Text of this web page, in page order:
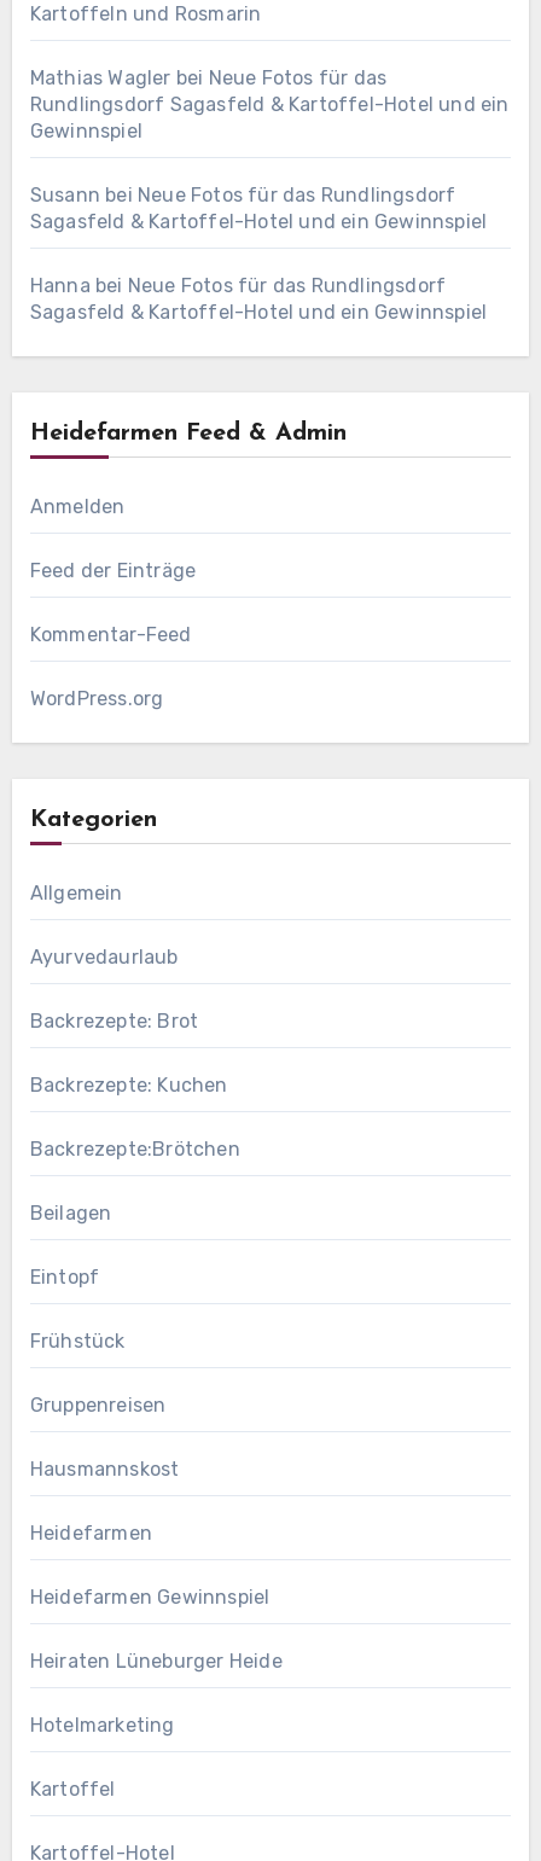
Kartoffeln und Rosmarin
Mathias Wagler bei Neue Fotos für das
Rundlingsdorf Sagasfeld & Kartoffel-Hotel und ein
Gewinnspiel
Susann bei Neue Fotos für das Rundlingsdorf
Sagasfeld & Kartoffel-Hotel und ein Gewinnspiel
Hanna bei Neue Fotos für das Rundlingsdorf
Sagasfeld & Kartoffel-Hotel und ein Gewinnspiel
Heidefarmen Feed & Admin
Anmelden
Feed der Einträge
Kommentar-Feed
WordPress.org
Kategorien
Allgemein
Ayurvedaurlaub
Backrezepte: Brot
Backrezepte: Kuchen
Backrezepte:Brötchen
Beilagen
Eintopf
Frühstück
Gruppenreisen
Hausmannskost
Heidefarmen
Heidefarmen Gewinnspiel
Heiraten Lüneburger Heide
Hotelmarketing
Kartoffel
Kartoffel-Hotel